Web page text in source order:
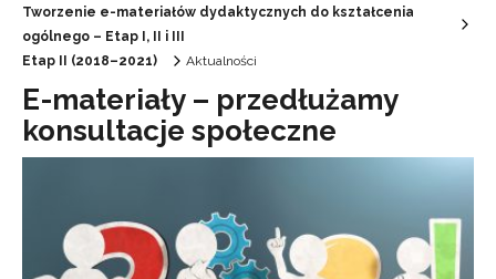
Tworzenie e-materiałów dydaktycznych do kształcenia
ogólnego – Etap I, II i III
Etap II (2018–2021)
Aktualności
E-materiały – przedłużamy
konsultacje społeczne